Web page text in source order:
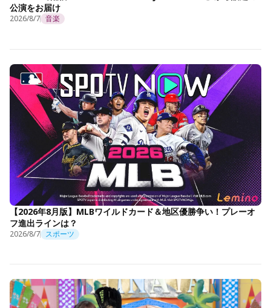
公演をお届け
2026/8/7 音楽
【2026年8月版】MLBワイルドカード＆地区優勝争い！プレーオ
フ進出ラインは？
2026/8/7 スポーツ